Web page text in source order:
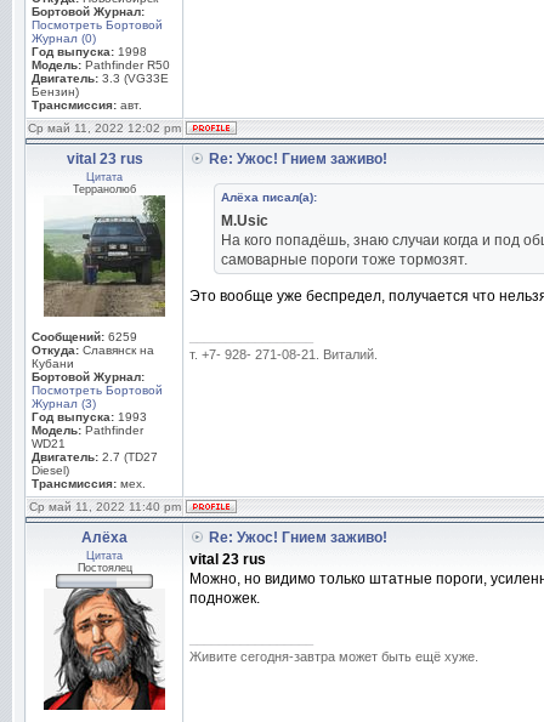
Бортовой Журнал:
Посмотреть Бортовой
Журнал (0)
Год выпуска: 1998
Модель: Pathfinder R50
Двигатель: 3.3 (VG33E
Бензин)
Трансмиссия: авт.
Ср май 11, 2022 12:02 pm
vital 23 rus
Цитата
Терранолюб
Сообщений: 6259
Откуда: Славянск на
Кубани
Бортовой Журнал:
Посмотреть Бортовой
Журнал (3)
Год выпуска: 1993
Модель: Pathfinder
WD21
Двигатель: 2.7 (TD27
Diesel)
Трансмиссия: мех.
Re: Ужос! Гнием заживо!
Алёха писал(а):
M.Usic
На кого попадёшь, знаю случаи когда и под
самоварные пороги тоже тормозят.
Это вообще уже беспредел, получается что
т. +7- 928- 271-08-21. Виталий.
Ср май 11, 2022 11:40 pm
Алёха
Цитата
Постоялец
Re: Ужос! Гнием заживо!
vital 23 rus
Можно, но видимо только штатные пороги,
подножек.
Живите сегодня-завтра может быть ещё хуже.